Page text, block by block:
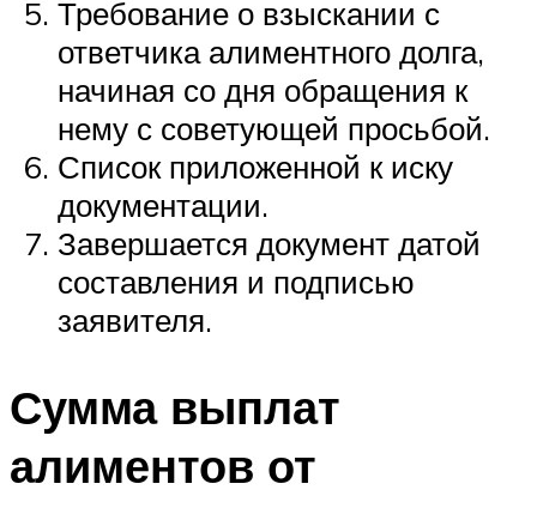
Требование о взыскании с
ответчика алиментного долга,
начиная со дня обращения к
нему с советующей просьбой.
Список приложенной к иску
документации.
Завершается документ датой
составления и подписью
заявителя.
Сумма выплат
алиментов от